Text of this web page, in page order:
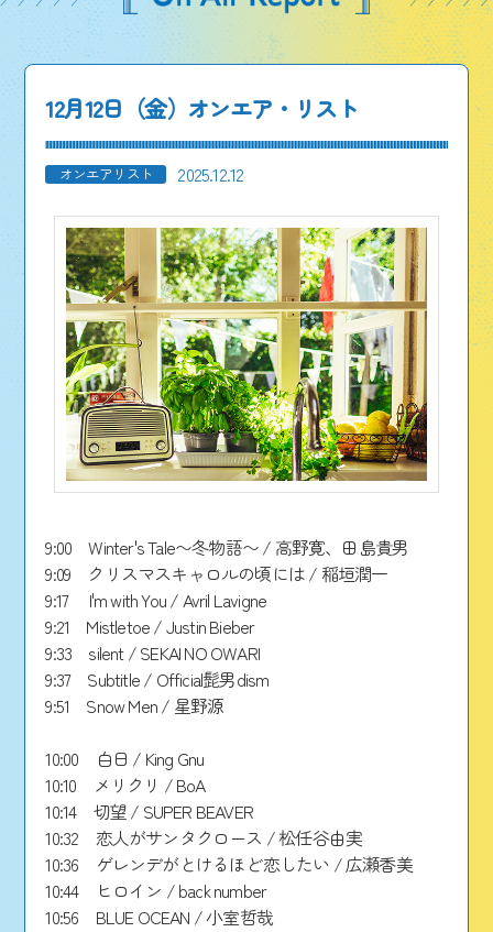
12月12日（金）オンエア・リスト
オンエアリスト 2025.12.12
9:00 Winter's Tale〜冬物語〜 / 高野寛、田島貴男
9:09 クリスマスキャロルの頃には / 稲垣潤一
9:17 I'm with You / Avril Lavigne
9:21 Mistletoe / Justin Bieber
9:33 silent / SEKAI NO OWARI
9:37 Subtitle / Official髭男dism
9:51 Snow Men / 星野源
10:00 白日 / King Gnu
10:10 メリクリ / BoA
10:14 切望 / SUPER BEAVER
10:32 恋人がサンタクロース / 松任谷由実
10:36 ゲレンデがとけるほど恋したい / 広瀬香美
10:44 ヒロイン / back number
10:56 BLUE OCEAN / 小室哲哉